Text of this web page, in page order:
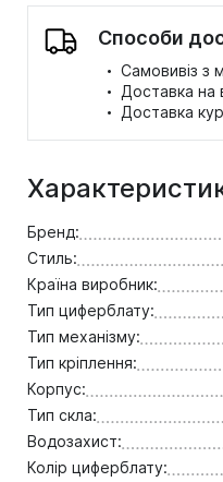
Способи
· Самовивіз з
· Доставка на
· Доставка
Бренд:
Стиль:
Країна виробник:
Тип циферблату:
Тип механізму:
Тип кріплення:
Корпус:
Тип скла:
Водозахист:
Колір циферблату: